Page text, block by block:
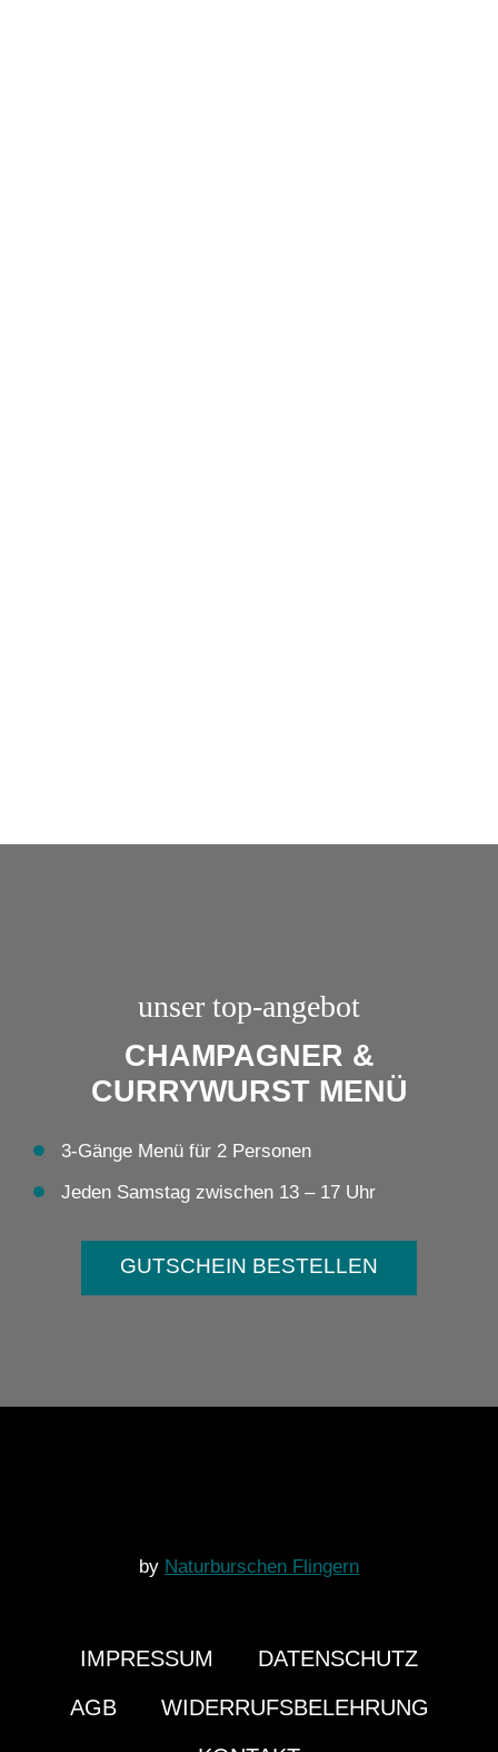
unser top-angebot
CHAMPAGNER &
CURRYWURST MENÜ
3-Gänge Menü für 2 Personen
Jeden Samstag zwischen 13 – 17 Uhr
GUTSCHEIN BESTELLEN
by Naturburschen Flingern
IMPRESSUM
DATENSCHUTZ
AGB
WIDERRUFSBELEHRUNG